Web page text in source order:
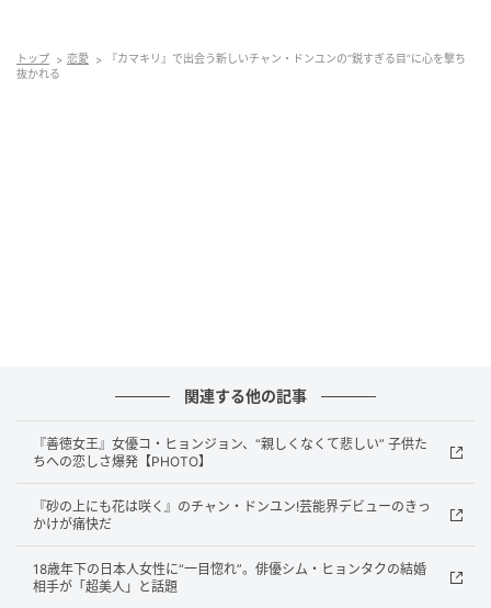
集めた。写真の中の彼は銃を構え、誰かと対峙してい
る。
緊迫した状況にも微動だにしない表情、鋭く光る眼差
しからは、圧倒的なカリスマが漂っている。
チャン・ドンユンはこれまで多彩な作品を通じて、確
かな演技力と唯一無二の魅力で観客を魅了してきた。
トップ 恋愛
『カマキリ』で出会う新しいチャン・ドンユンの“鋭すぎる目”に心を撃ち
抜かれる
関連する他の記事
『善徳女王』女優コ・ヒョンジョン、“親しくなくて悲しい” 子供た
ちへの恋しさ爆発【PHOTO】
『砂の上にも花は咲く』のチャン・ドンユン!芸能界デビューのきっ
かけが痛快だ
18歳年下の日本人女性に“一目惚れ”。俳優シム・ヒョンタクの結婚
相手が「超美人」と話題